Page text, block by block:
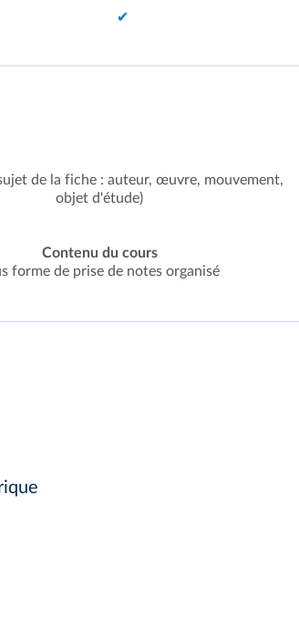
✔
de la fiche : auteur, œuvre, mouvement,
objet d'étude)
Contenu du cours
forme de prise de notes organisé